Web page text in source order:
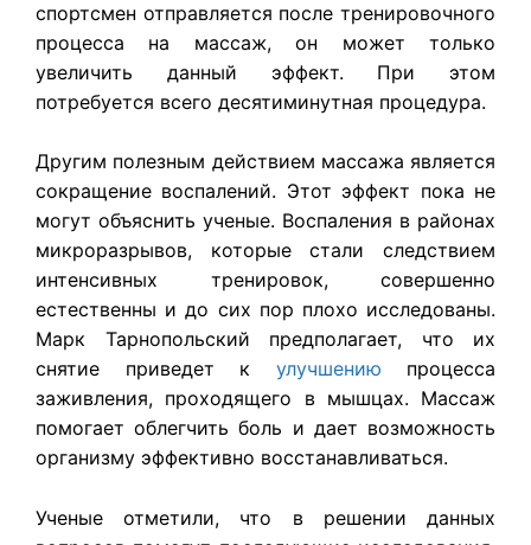
спортсмен отправляется после тренировочного
процесса на массаж, он может только
увеличить данный эффект. При этом
потребуется всего десятиминутная процедура.
Другим полезным действием массажа является
сокращение воспалений. Этот эффект пока не
могут объяснить ученые. Воспаления в районах
микроразрывов, которые стали следствием
интенсивных тренировок, совершенно
естественны и до сих пор плохо исследованы.
Марк Тарнопольский предполагает, что их
снятие приведет к улучшению процесса
заживления, проходящего в мышцах. Массаж
помогает облегчить боль и дает возможность
организму эффективно восстанавливаться.
Ученые отметили, что в решении данных